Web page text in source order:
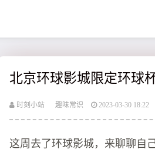
北京环球影城限定环球
时刻小站 趣味常识 2023-03-30 18:22
这周去了环球影城，来聊聊自